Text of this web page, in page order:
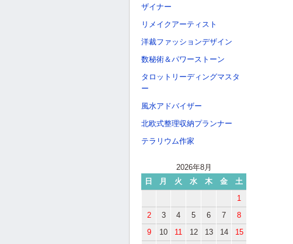
ザイナー
リメイクアーティスト
洋裁ファッションデザイン
数秘術＆パワーストーン
タロットリーディングマスタ
ー
風水アドバイザー
北欧式整理収納プランナー
テラリウム作家
2026年8月
日
月 火 水 木 金
土
1
2
3 4 5 6 7
8
9
10 11 12 13 14
15